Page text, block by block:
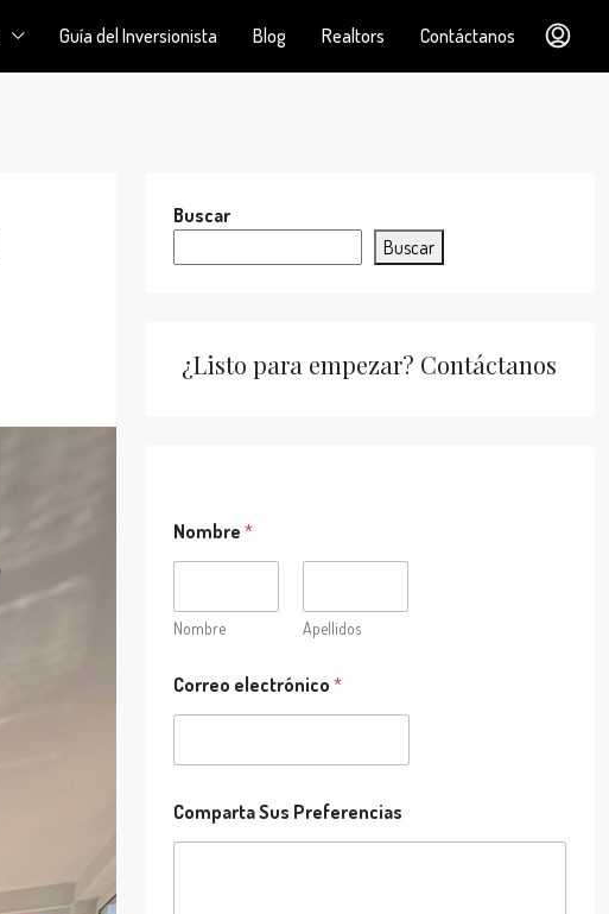
Guía del Inversionista Blog Realtors Contáctanos
Buscar
Buscar
¿Listo para empezar? Contáctanos
Nombre *
Nombre Apellidos
o
r
e
*
C
o
Correo electrónico *
Comparta Sus Preferencias